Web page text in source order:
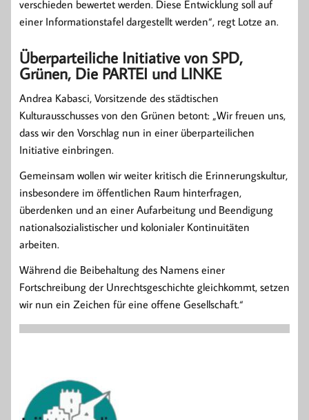
verschieden bewertet werden. Diese Entwicklung soll auf
einer Informationstafel dargestellt werden“, regt Lotze an.
Überparteiliche Initiative von SPD,
Grünen, Die PARTEI und LINKE
Andrea Kabasci, Vorsitzende des städtischen
Kulturausschusses von den Grünen betont: „Wir freuen uns,
dass wir den Vorschlag nun in einer überparteilichen
Initiative einbringen.
Gemeinsam wollen wir weiter kritisch die Erinnerungskultur,
insbesondere im öffentlichen Raum hinterfragen,
überdenken und an einer Aufarbeitung und Beendigung
nationalsozialistischer und kolonialer Kontinuitäten
arbeiten.
Während die Beibehaltung des Namens einer
Fortschreibung der Unrechtsgeschichte gleichkommt, setzen
wir nun ein Zeichen für eine offene Gesellschaft.“